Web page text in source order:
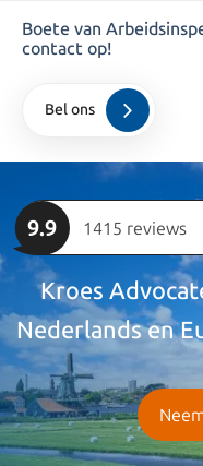
bedrijven
9.9 1415 reviews
Kroes
Nederlands en
Boete van
contact op!
Bel ons